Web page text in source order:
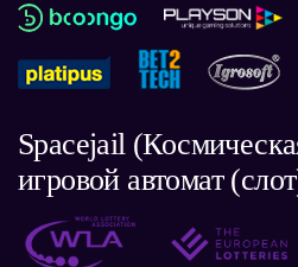
Spacejail
игровой автомат